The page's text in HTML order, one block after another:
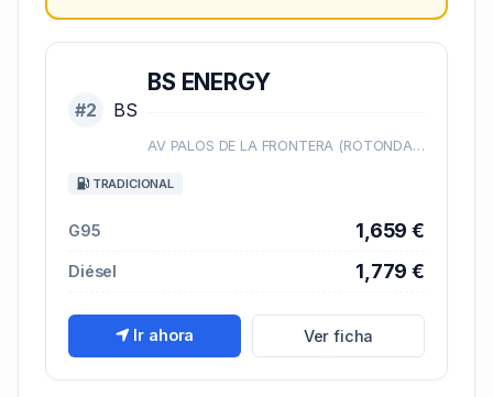
#2 BS
BS ENERGY
AV PALOS DE LA FRONTERA (ROTONDA) (AVD.PALOS DE LA FRONTERA km S/N)
TRADICIONAL
G95 1,659 €
Diésel 1,779 €
Ir ahora Ver ficha